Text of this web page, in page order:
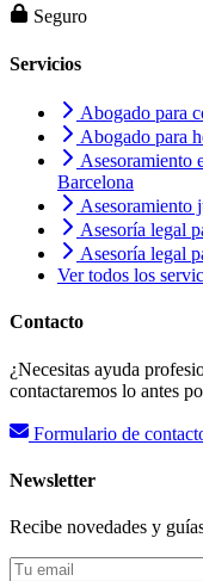
Seguro
Servicios
Abogado para
Abogado para
Asesoramiento
Barcelona
Asesoramiento
Asesoría legal
Asesoría legal
Ver todos los
Contacto
¿Necesitas ayuda
contactaremos lo antes
Formulario de
Newsletter
Recibe novedades y